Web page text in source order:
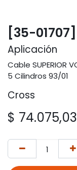
[35-
Aplicación
Cable SUPERIOR
5 Cilindros 93/01
Cross
$ 74.075,03